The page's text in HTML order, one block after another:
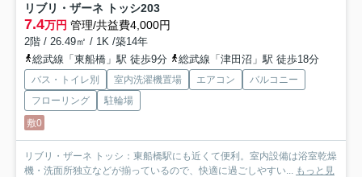
リブリ・ザーネ トッシ203
7.4万円 管理/共益費4,000円
2階 / 26.49㎡ / 1K /築14年
総武線「東船橋」駅 徒歩9分
総武線「津田沼」駅 徒歩18分
バス・トイレ別 室内洗濯機置場 エアコン
バルコニー
フローリング
駐輪場
敷0
リブリ・ザーネ トッシ：東船橋駅にも近くて便利。室内設備は浴室乾燥
機・洗面所独立などが揃っているので、快適に過ごしやすい...
もっと見